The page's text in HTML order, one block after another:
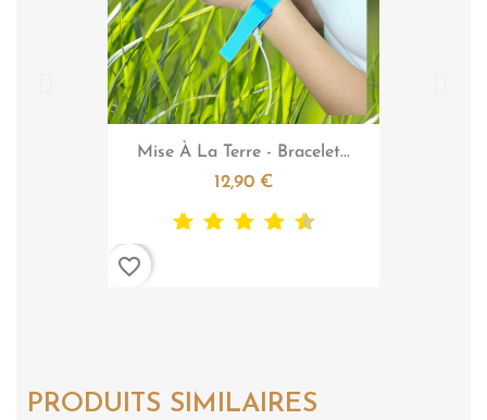
 Aperçu rapide
Mise À La Terre - Bracelet...
12,90 €
favorite_border
PRODUITS SIMILAIRES